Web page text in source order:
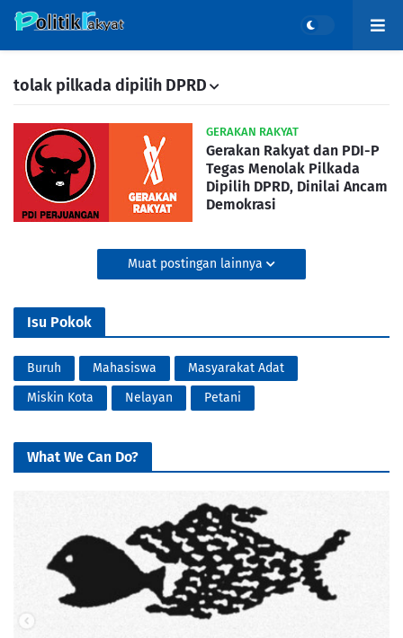
tolak pilkada dipilih DPRD
GERAKAN RAKYAT
Gerakan Rakyat dan PDI-P
Tegas Menolak Pilkada
Dipilih DPRD, Dinilai Ancam
Demokrasi
Muat postingan lainnya
Isu Pokok
Buruh Mahasiswa
Masyarakat Adat
Miskin Kota
Nelayan Petani
What We Can Do?